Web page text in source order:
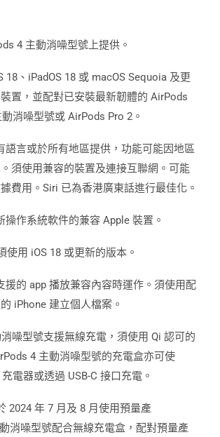
4 主動消噪型號上提供。
18、iPadOS 18 或 macOS Sequoia 及更
置，並配對已安裝最新韌體的 AirPods
消噪型號或 AirPods Pro 2。
語言或於所有地區提供，功能可能因地區
須使用兼容的裝置及連接互聯網。可能
費用。Siri 已為香港廣東話進行最佳化。
操作系統軟件的兼容 Apple 裝置。
使用 iOS 18 或更新的版本。
援的 app 播放兼容內容時運作。須使用配
iPhone 建立個人檔案。
噪型號支援無線充電，須使用 Qi 認可的
4 主動消噪型號的充電盒亦可使
電器或透過 USB-C 接口充電。
2024 年 7 月及 8 月使用預量產
消噪型號配合無線充電盒，配對預量產